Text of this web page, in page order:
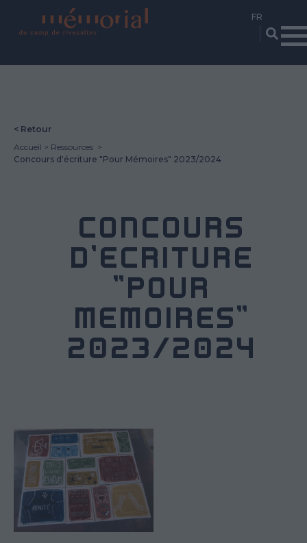
< Retour
Accueil
Ressources
Concours d'écriture "Pour Mémoires" 2023/2024
CONCOURS
D'ÉCRITURE
"POUR
MÉMOIRES"
2023/2024